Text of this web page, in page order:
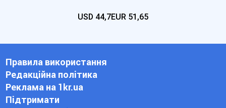
USD 44,7EUR 51,65
Правила використання
Редакційна політика
Реклама на 1kr.ua
Підтримати